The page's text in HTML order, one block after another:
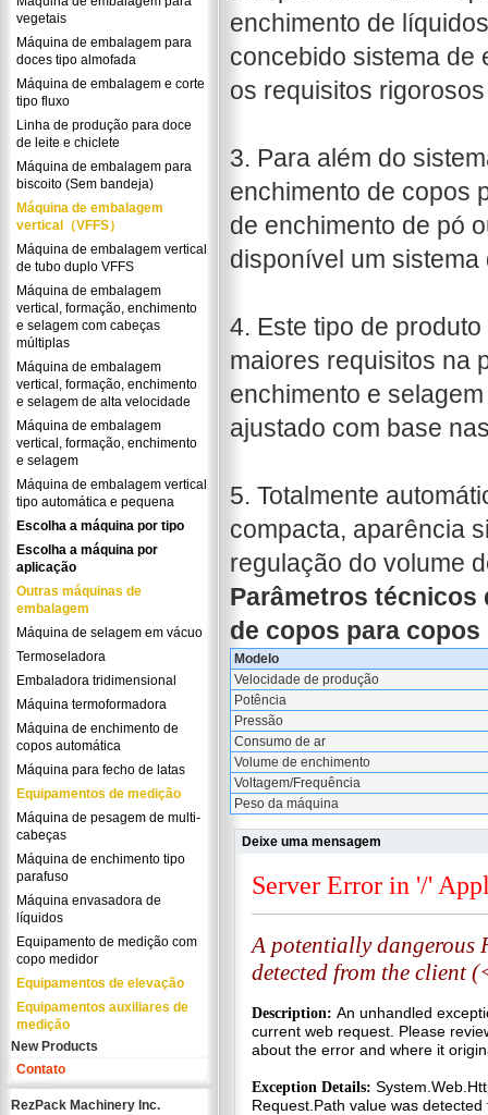
vegetais
Máquina de embalagem para
doces tipo almofada
Máquina de embalagem e corte
tipo fluxo
Linha de produção para doce
de leite e chiclete
Máquina de embalagem para
biscoito (Sem bandeja)
Máquina de embalagem
vertical（VFFS）
Máquina de embalagem vertical
de tubo duplo VFFS
Máquina de embalagem
vertical, formação, enchimento
e selagem com cabeças
múltiplas
Máquina de embalagem
vertical, formação, enchimento
e selagem de alta velocidade
Máquina de embalagem
vertical, formação, enchimento
e selagem
Máquina de embalagem vertical
tipo automática e pequena
Escolha a máquina por tipo
Escolha a máquina por
aplicação
Outras máquinas de
embalagem
Máquina de selagem em vácuo
Termoseladora
Embaladora tridimensional
Máquina termoformadora
Máquina de enchimento de
copos automática
Máquina para fecho de latas
Equipamentos de medição
Máquina de pesagem de multi-
cabeças
Máquina de enchimento tipo
parafuso
Máquina envasadora de
líquidos
Equipamento de medição com
copo medidor
Equipamentos de elevação
Equipamentos auxiliares de
medição
New Products
Contato
RezPack Machinery Inc.
enchimento de
concebido sistema de
os requisitos
3. Para além do
enchimento de copos
de enchimento de pó
disponível um
4. Este tipo de
maiores requisitos na
enchimento e
ajustado com base
5. Totalmente
compacta, aparência
regulação do volume
Parâmetros técnicos
de copos para copos
Modelo
Velocidade de produção
Potência
Pressão
Consumo de ar
Volume de enchimento
Voltagem/Frequência
Peso da máquina
Deixe uma mensagem